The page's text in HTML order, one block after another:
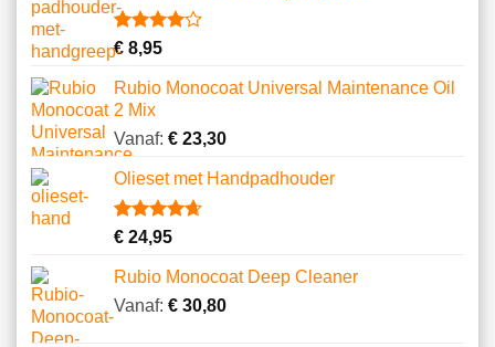
Gewaardeerd
4.00
5
gebaseerd
op
1
klantbeoordeling
€8,95
Rubio Monocoat Universal Maintenance Oil
2 Mix
Vanaf: €23,30
Olieset met Handpadhouder
Gewaardeerd
gebaseerd
op
11
klantbeoordelingen
€24,95
Rubio Monocoat Deep Cleaner
Vanaf: €30,80